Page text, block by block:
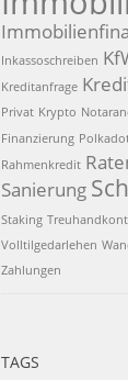
Inkassoschreiben
Kreditanfrage
Privat Krypto
Finanzierung
Rahmenkredit
Sanierung
Staking
Volltilgedarlehen
Zahlungen
TAGS